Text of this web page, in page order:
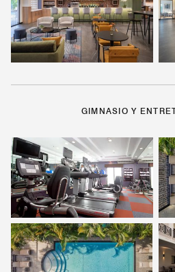
GIMNASIO Y